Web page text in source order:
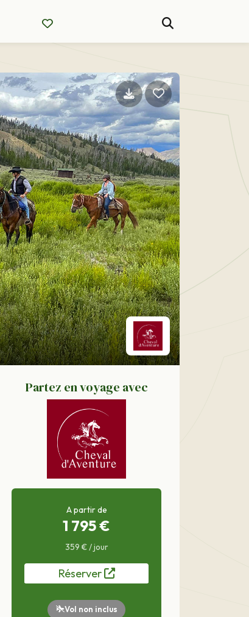
Partez en voyage avec
A partir de
1 795 €
359 € / jour
Réserver
Vol non inclus